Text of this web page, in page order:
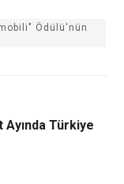
Ödülü'nün
Ayında Türkiye